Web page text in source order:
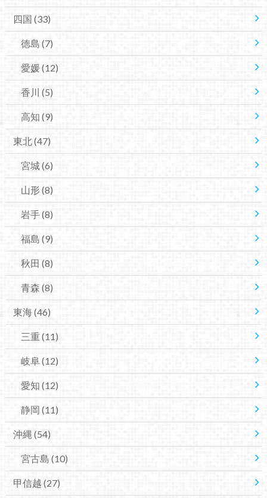
四国 (33)
徳島 (7)
愛媛(12)
香川 (5)
高知 (9)
東北(47)
宮城(6)
山形(8)
岩手(8)
福島 (9)
秋田 (8)
青森 (8)
東海(46)
三重 (11)
岐阜 (12)
愛知 (12)
静岡 (11)
沖縄 (54)
宮古島 (10)
甲信越 (27)